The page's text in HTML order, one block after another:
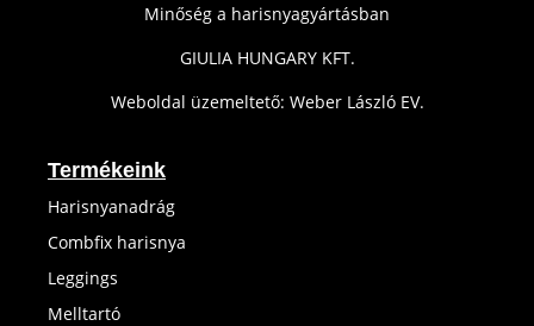
Minőség a harisnyagyártásban
GIULIA HUNGARY KFT.
Weboldal üzemeltető: Weber László EV.
Termékeink
Harisnyanadrág
Combfix harisnya
Leggings
Melltartó